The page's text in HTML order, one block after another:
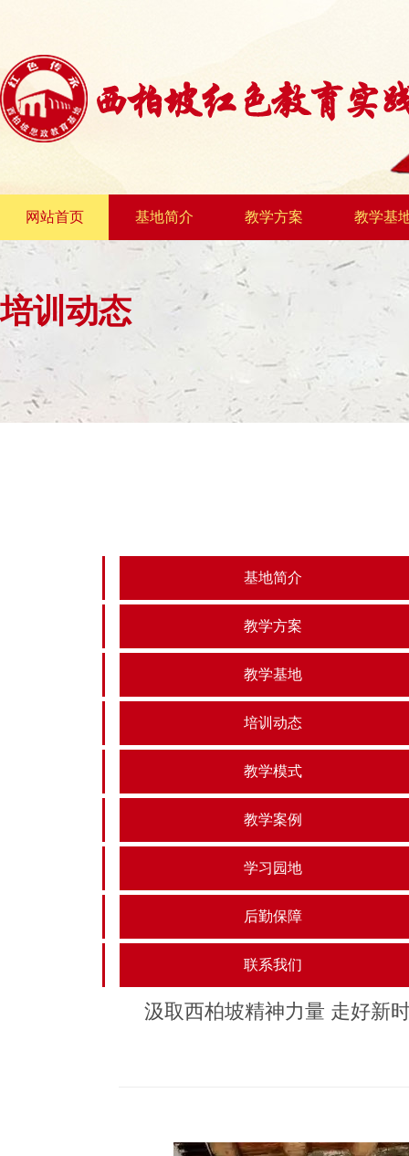
网站首页 基地简介 教学方案 教学基
培训动态
基地简介
教学方案
教学基地
培训动态
教学模式
教学案例
学习园地
后勤保障
联系我们
汲取西柏坡精神力量 走好新